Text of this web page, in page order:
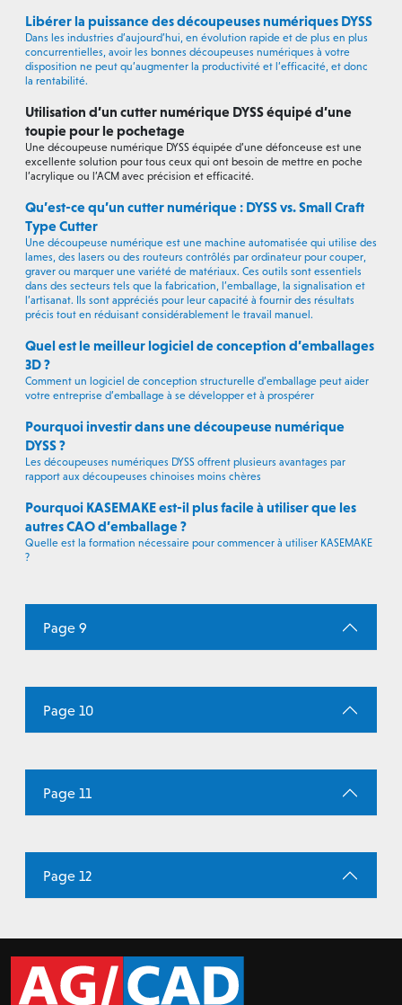
Libérer la puissance des découpeuses numériques DYSS
Dans les industries d’aujourd’hui, en évolution rapide et de plus en plus
concurrentielles, avoir les bonnes découpeuses numériques à votre
disposition ne peut qu’augmenter la productivité et l’efficacité, et donc
la rentabilité.
Utilisation d’un cutter numérique DYSS équipé d’une
toupie pour le pochetage
Une découpeuse numérique DYSS équipée d’une défonceuse est une
excellente solution pour tous ceux qui ont besoin de mettre en poche
l’acrylique ou l’ACM avec précision et efficacité.
Qu’est-ce qu’un cutter numérique : DYSS vs. Small Craft
Type Cutter
Une découpeuse numérique est une machine automatisée qui utilise des
lames, des lasers ou des routeurs contrôlés par ordinateur pour couper,
graver ou marquer une variété de matériaux. Ces outils sont essentiels
dans des secteurs tels que la fabrication, l’emballage, la signalisation et
l’artisanat. Ils sont appréciés pour leur capacité à fournir des résultats
précis tout en réduisant considérablement le travail manuel.
Quel est le meilleur logiciel de conception d’emballages
3D ?
Comment un logiciel de conception structurelle d’emballage peut aider
votre entreprise d’emballage à se développer et à prospérer
Pourquoi investir dans une découpeuse numérique
DYSS ?
Les découpeuses numériques DYSS offrent plusieurs avantages par
rapport aux découpeuses chinoises moins chères
Pourquoi KASEMAKE est-il plus facile à utiliser que les
autres CAO d’emballage ?
Quelle est la formation nécessaire pour commencer à utiliser KASEMAKE
?
Page 9
Page 10
Page 11
Page 12